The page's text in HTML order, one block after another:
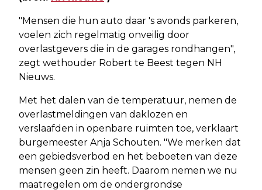
"Mensen die hun auto daar 's avonds parkeren,
voelen zich regelmatig onveilig door
overlastgevers die in de garages rondhangen",
zegt wethouder Robert te Beest tegen NH
Nieuws.
Met het dalen van de temperatuur, nemen de
overlastmeldingen van daklozen en
verslaafden in openbare ruimten toe, verklaart
burgemeester Anja Schouten. "We merken dat
een gebiedsverbod en het beboeten van deze
mensen geen zin heeft. Daarom nemen we nu
maatregelen om de ondergrondse